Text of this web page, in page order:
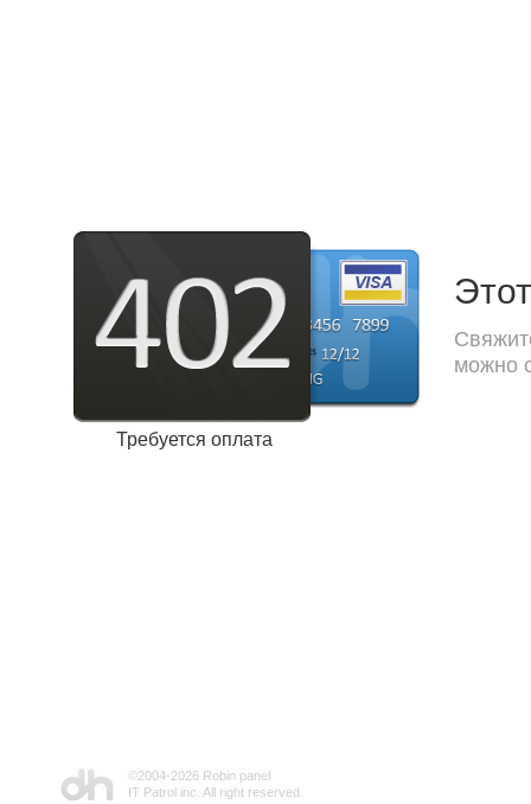
Требуется оплата
можно
©2004-2026 Robin panel
IT Patrol inc. All right reserved.